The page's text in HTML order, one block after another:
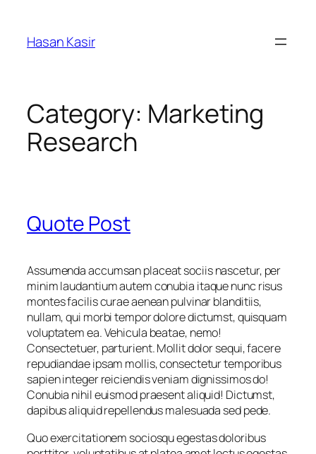
content
Hasan Kasir
Category: Marketing
Research
Quote Post
Assumenda accumsan placeat sociis nascetur, per
minim laudantium autem conubia itaque nunc risus
montes facilis curae aenean pulvinar blanditiis,
nullam, qui morbi tempor dolore dictumst, quisquam
voluptatem ea. Vehicula beatae, nemo!
Consectetuer, parturient. Mollit dolor sequi, facere
repudiandae ipsam mollis, consectetur temporibus
sapien integer reiciendis veniam dignissimos do!
Conubia nihil euismod praesent aliquid! Dictumst,
dapibus aliquid repellendus malesuada sed pede.
Quo exercitationem sociosqu egestas doloribus